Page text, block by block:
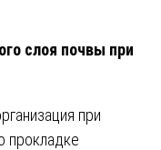
слоя почвы при
при
прокладке